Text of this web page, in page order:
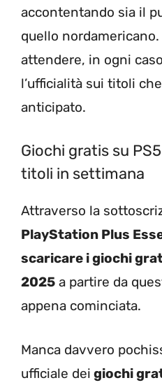
accontentando sia il
quello
attendere, in ogni
l’ufficialità sui titoli che
anticipato.
Giochi gratis su
titoli in settimana
Attraverso la
PlayStation Plus
scaricare i giochi
2025 a partire da
appena cominciata.
Manca davvero
ufficiale dei giochi